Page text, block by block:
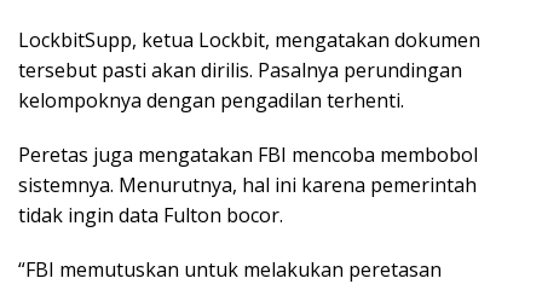
LockbitSupp, ketua Lockbit, mengatakan dokumen
tersebut pasti akan dirilis. Pasalnya perundingan
kelompoknya dengan pengadilan terhenti.
Peretas juga mengatakan FBI mencoba membobol
sistemnya. Menurutnya, hal ini karena pemerintah
tidak ingin data Fulton bocor.
“FBI memutuskan untuk melakukan peretasan